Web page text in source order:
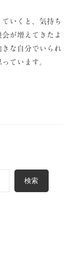
いくと、気持ち
が増えてきたよ
な自分でいられ
ています。
検索